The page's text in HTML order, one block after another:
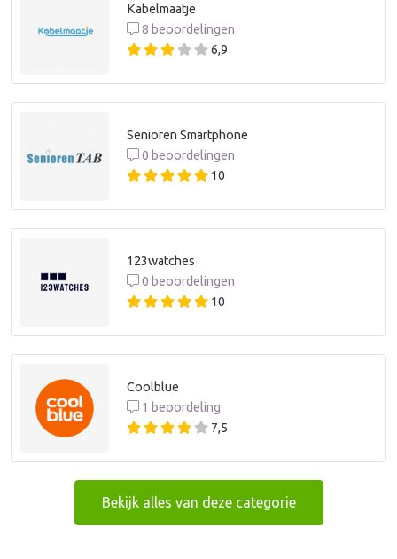
Kabelmaatje
8 beoordelingen
6,9
Senioren Smartphone
0 beoordelingen
10
123watches
0 beoordelingen
10
Coolblue
1 beoordeling
7,5
Bekijk alles van deze categorie